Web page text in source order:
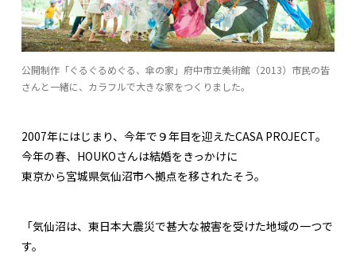
公開制作「ぐるぐるめぐる、傘の家」府中市立美術館（2013）市民の皆
さんと一緒に、カラフルで大きな家をつくりました。
2007年にはじまり、今年で９年目を迎えたCASA PROJECT。
今年の春、HOUKOさんは結婚をきっかけに
東京から宮城県気仙沼市へ拠点を移されたそう。
「気仙沼は、東日本大震災で甚大な被害を受けた地域の一つで
す。